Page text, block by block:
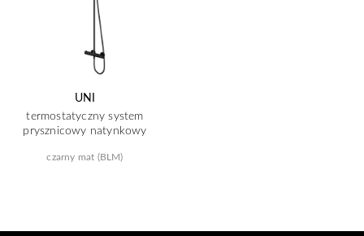
UNI
termostatyczny system
prysznicowy natynkowy
czarny mat (BLM)